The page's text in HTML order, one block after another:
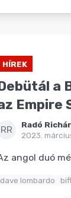
HÍREK
a
Empire
RR
Radó
2023.
angol duó
dave lombardo